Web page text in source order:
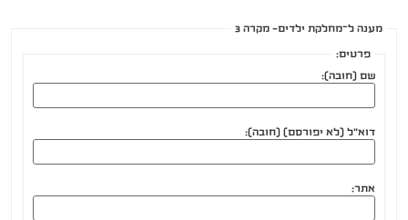
מענה ל־מחלקת ילדים- מקרה 3
פרטים:
שם (חובה):
דוא"ל (לא יפורסם) (חובה):
אתר: